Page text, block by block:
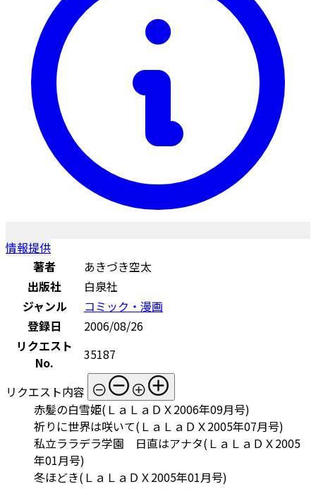
情報提供
著者
あきづき空太
出版社
白泉社
ジャンル
コミック・漫画
登録日
2006/08/26
リクエスト
No.
35187
リクエスト内容
赤髪の白雪姫(ＬａＬａＤＸ2006年09月号)
祈りに世界は咲いて(ＬａＬａＤＸ2005年07月号)
私立ララデラ学園 日直はアナタ(ＬａＬａＤＸ2005
年01月号)
冬ほどき(ＬａＬａＤＸ2005年01月号)